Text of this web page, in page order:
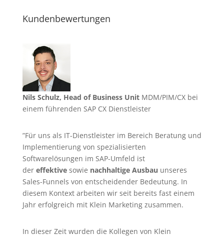
Kundenbewertungen
Nils Schulz, Head of Business UnitMDM/PIM/CX bei
einem führenden SAP CX Dienstleister
”Für uns als IT-Dienstleister im Bereich Beratung und
Implementierung von spezialisierten
Softwarelösungen im SAP-Umfeld ist
der effektive sowie nachhaltige Ausbau unseres
Sales-Funnels von entscheidender Bedeutung. In
diesem Kontext arbeiten wir seit bereits fast einem
Jahr erfolgreich mit Klein Marketing zusammen.
In dieser Zeit wurden die Kollegen von Klein